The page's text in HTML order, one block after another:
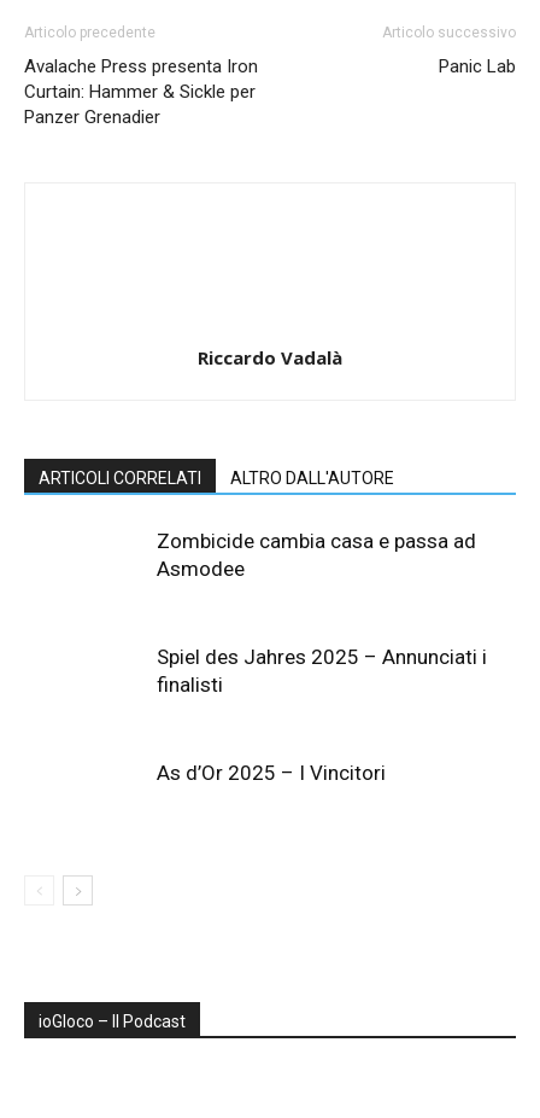
Articolo precedente
Avalache Press presenta Iron
Curtain: Hammer & Sickle per
Panzer Grenadier
Articolo successivo
Panic Lab
Riccardo Vadalà
ARTICOLI CORRELATI ALTRO DALL'AUTORE
Zombicide cambia casa e passa ad
Asmodee
Spiel des Jahres 2025 – Annunciati i
finalisti
As d’Or 2025 – I Vincitori
ioGIoco – Il Podcast